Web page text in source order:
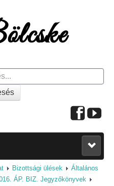
Bizottsági ülések
Általános
ÁP. BIZ. Jegyzőkönyvek